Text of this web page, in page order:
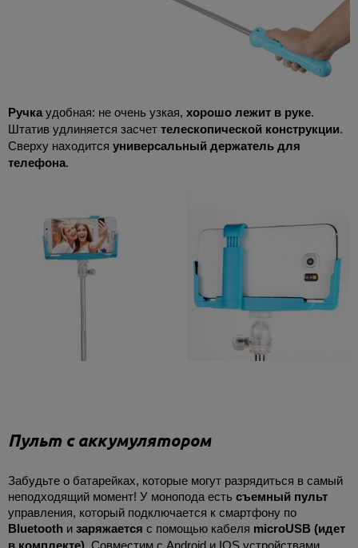
Ручка удобная: не очень узкая, хорошо лежит в руке.
Штатив удлиняется засчет телескопической конструкции.
Сверху находится универсальный держатель для
телефона.
Пульт с аккумулятором
Забудьте о батарейках, которые могут разрядиться в самый
неподходящий момент! У монопода есть съемный пульт
управления, который подключается к смартфону по
Bluetooth и заряжается с помощью кабеля microUSB (идет
в комплекте) . Совместим с Android и IOS устройствами.